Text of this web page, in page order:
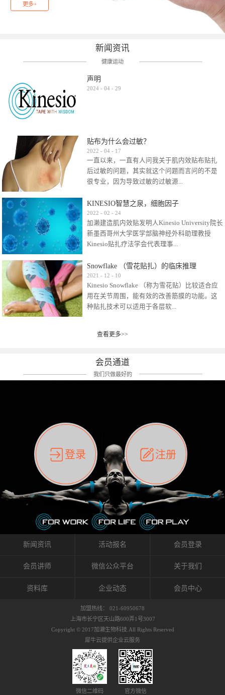
更多+
新闻资讯
健康运动
声明
2024 - 04 - 29
贴布为什么会过敏？
2022 - 04 - 17
一直以来，一直有人问我关于肌内效贴布贴扎
后过敏的问题，其实就这个问题而言问的不是
很专业，因为导致过敏的过敏源...
很多，比如试穿件衣服有时都会过敏，特定条
件下吃东西有时也会过敏，难道不吃不穿了？
其他品牌的在此我们不予评价，就KINESIO肌内
效贴布来说，40多年的研究开发制造肌内效贴
比如我本人，几乎天天接触KINESIO肌内效，无
论从皮肤适应性还是本人皮肤本身就不属于不
易过敏的那种，基本不会有过敏瘙痒的情况。
但是，当身体不适、休息不好、持续紧张等特
殊因素的影响下，有时还是会出现瘙痒过敏的
前后后居家近30天左右，感觉日子都日夜颠倒
痛影响走路。当天疼痛部贴了EDF和胃十字，膝
关节贴了半月板贴布。第2天第12肋部的EDF和
消失，贴布也没有出现进一步瘙痒过敏。而膝
关节的半月板贴布张力用的100%，但自始至终
它都很坚强的贴着，没有出现过任何瘙痒的迹
象。不同的条件下，同一个身体，不同的部位
皮肤的敏感度也有不同。因此我们KINESIO要做
的，是在研发生产过程中竭尽全力的降低致敏
性，减少贴布本身带来的致敏率。那到底是什
么原因引起的过敏瘙痒呢？我整理了以下内容
仅供大家参考，希望能给予大家帮助。首先我
们分析解剖下过敏的原因，然后简说一下
KINESIO贴布贴扎后预防应对。我把导致过敏的
原因，简单分为外因和内因。外因1，贴布贴布
括：1）面料的伸展率、回缩率、纤维的刺激
能会给皮肤带来过度的刺激，从而引起过敏瘙
KINESIO智慧之泉，细胞因子
2022 - 02 - 24
加濑建造肌内效贴发明人Kinesio University院长
新墨西哥州大学医学部脑神经外科助理教授
Kinesio贴扎疗法学会代表理事...
Kinesio Taping Association International
（KTAI）名誉会长 身体具有免疫、疼痛、细胞
破坏、发热、修复、增殖、再生等自然愈合能
力。 多作为细胞因子存在于皮肤表皮、真皮、
扎疗法）的效果是通过创造一个环境，使每种
以激发身体的自然愈合能力。 通常，药物会削
弱细胞因子的作用，单方面还会引起副作用的
症状。 与此相比，Kinesio肌内效贴创造了细
的控制仍有许多未知。 细胞因子是一种酵素，
各种各样的酵素起着适当的作用，为细胞创造
了适合居住的环境。 在现代医学上，这种细胞
因子是一种酶的观点往往被否定，但在体内有
有毒细菌和无毒细菌，它们起着保持身体平衡
的作用。 Kinesio肌内效贴不像药物那样在短时
间内表现出症状，而是通过花费时间创造一个
对身体没有伤害（副作用等）的环境来减轻症
状。 但是，由于营养、精神、运动的平衡被破
坏，各种细胞就会发生病态变化。 在一定的状
态下，细胞因子会自动捕捉异常，并在细胞之
间传递适当的修复信息。可以收集各自所需的
因子级联；细胞因子的连锁反应）。 如果这种
者甚至提供不需要的物质。 因此，身体所需的
自然愈合能力不仅不能发挥作用，反而会造成
恶化的环境。Kinesio肌内效贴的作用，就是解
决这些问题。 KinesioTaping ® （Kinesio贴扎
疗法）的概念是空（空间），动（流动），冷
（抑制热的上升），为了实现这些，贴布的质
作出来。 特别地，Kinesio Medical
Tappling®（Kinesio医疗贴扎）通过从皮肤表面
长时间给予适...
Snowflake （雪花贴扎）的临床推理
2021 - 12 - 10
Kinesio Snowflake （称为雪花贴）比较适合应
用在关节周围，能有效的改善筋膜的功能。这
种贴扎技术可以适用于各层软...
组织:肌肉，肌腱，韧带（主要围绕有问题的关
状，而是指贴布本身很重量，以及贴布刺激的
类型。贴布的应用充分利用了体内由间质液组
成的自然流体力学的流体层。这种轻微的刺激
间，还可以在单片贴布上提供支持和深度刺
激。通过对间质液的适当控制，可以连接皮下
筋膜，对关节进行非常轻柔的刺激，增加患部
的治疗区域。 snowflake“雪花”贴布不会妨碍皮
肤上下左右运动，有效的辅助修复关节周围组
织的筋膜。它可以作用于关节或肌肉表面，释
放压力，刺激深层筋膜。“雪花”贴扎疗法是一
种可以改变肌肉、筋膜和间质液之间自然流动
关系的方法。 间质液间质被称为人体的新器
官。研究人员认为，整个身体的网络是由坚韧
且柔软的蛋白质结构所支撑的相互连接的充满
流体的空间构成的。如果作为脏器，这是人体
最大的脏器，约占体重的20%（相比之下，皮
内流通，有助于细胞的再生和恢复。“1”“雪花”
周围进行轻柔的刺激，改善受影响的关节和肌
到辅助修复损伤组织的作用。对组织的营养供
膜，韧带和关节周围皮下组织的关节囊。 流
体力学理论加濑博士-Kinesio肌内效贴布的发明
人流体力学理论是以对日常生活产生反复影响
的纤细筋膜的性质为焦点。 筋膜容易受到外部
查看更多>>
会员通道
我们只做最好的
登录 注册
新闻资讯 活动报名 会员登录
会员讲师 微信公众平台 关于我们
资料库 企业动态 会员中心
加盟热线： 021-60950678
上海市长宁区天山路600弄1号3007
Copyright © 2017加濑生物科技.All Rights Reserved
犀牛云提供企业云服务
微信二维码 官方微信